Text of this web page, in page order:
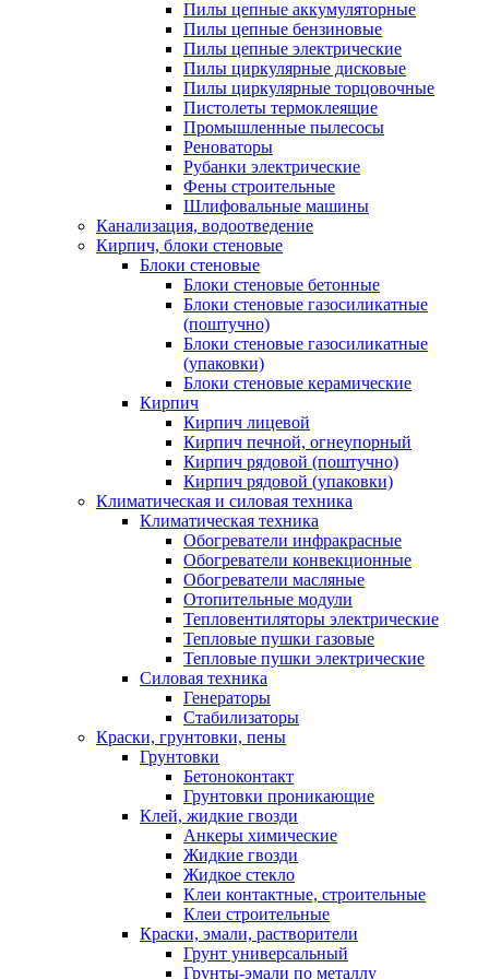
Пилы цепные аккумуляторные
Пилы цепные бензиновые
Пилы цепные электрические
Пилы циркулярные дисковые
Пилы циркулярные торцовочные
Пистолеты термоклеящие
Промышленные пылесосы
Реноваторы
Рубанки электрические
Фены строительные
Шлифовальные машины
Канализация, водоотведение
Кирпич, блоки стеновые
Блоки стеновые
Блоки стеновые бетонные
Блоки стеновые газосиликатные
(поштучно)
Блоки стеновые газосиликатные
(упаковки)
Блоки стеновые керамические
Кирпич
Кирпич лицевой
Кирпич печной, огнеупорный
Кирпич рядовой (поштучно)
Кирпич рядовой (упаковки)
Климатическая и силовая техника
Климатическая техника
Обогреватели инфракрасные
Обогреватели конвекционные
Обогреватели масляные
Отопительные модули
Тепловентиляторы электрические
Тепловые пушки газовые
Тепловые пушки электрические
Силовая техника
Генераторы
Стабилизаторы
Краски, грунтовки, пены
Грунтовки
Бетоноконтакт
Грунтовки проникающие
Клей, жидкие гвозди
Анкеры химические
Жидкие гвозди
Жидкое стекло
Клеи контактные, строительные
Клеи строительные
Краски, эмали, растворители
Грунт универсальный
Грунты-эмали по металлу